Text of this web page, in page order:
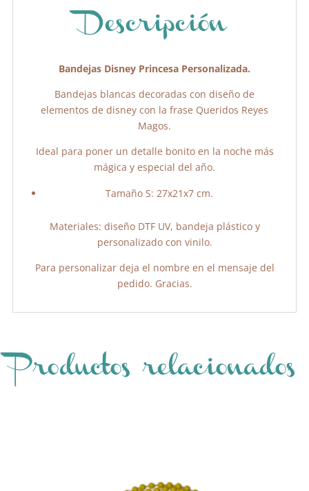
Descripción
Bandejas Disney Princesa Personalizada.
Bandejas blancas decoradas con diseño de
elementos de disney con la frase Queridos Reyes
Magos.
Ideal para poner un detalle bonito en la noche más
mágica y especial del año.
Tamaño S: 27x21x7 cm.
Materiales: diseño DTF UV, bandeja plástico y
personalizado con vinilo.
Para personalizar deja el nombre en el mensaje del
pedido. Gracias.
Productos relacionados